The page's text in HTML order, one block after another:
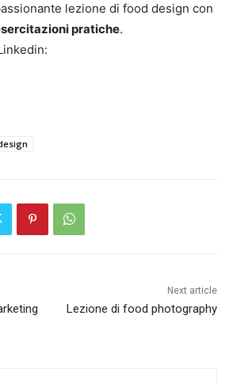
lezione di food design con
pratiche.
Next article
Lezione di food photography